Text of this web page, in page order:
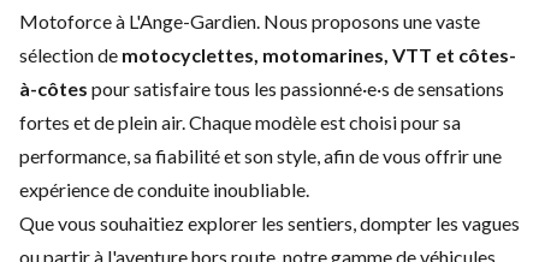
Motoforce à L'Ange-Gardien. Nous proposons une vaste
sélection de motocyclettes, motomarines, VTT et côtes-
à-côtes pour satisfaire tous les passionné·e·s de sensations
fortes et de plein air. Chaque modèle est choisi pour sa
performance, sa fiabilité et son style, afin de vous offrir une
expérience de conduite inoubliable.
Que vous souhaitiez explorer les sentiers, dompter les vagues
ou partir à l'aventure hors route, notre gamme de véhicules